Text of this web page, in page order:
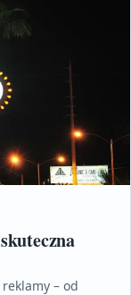
– od